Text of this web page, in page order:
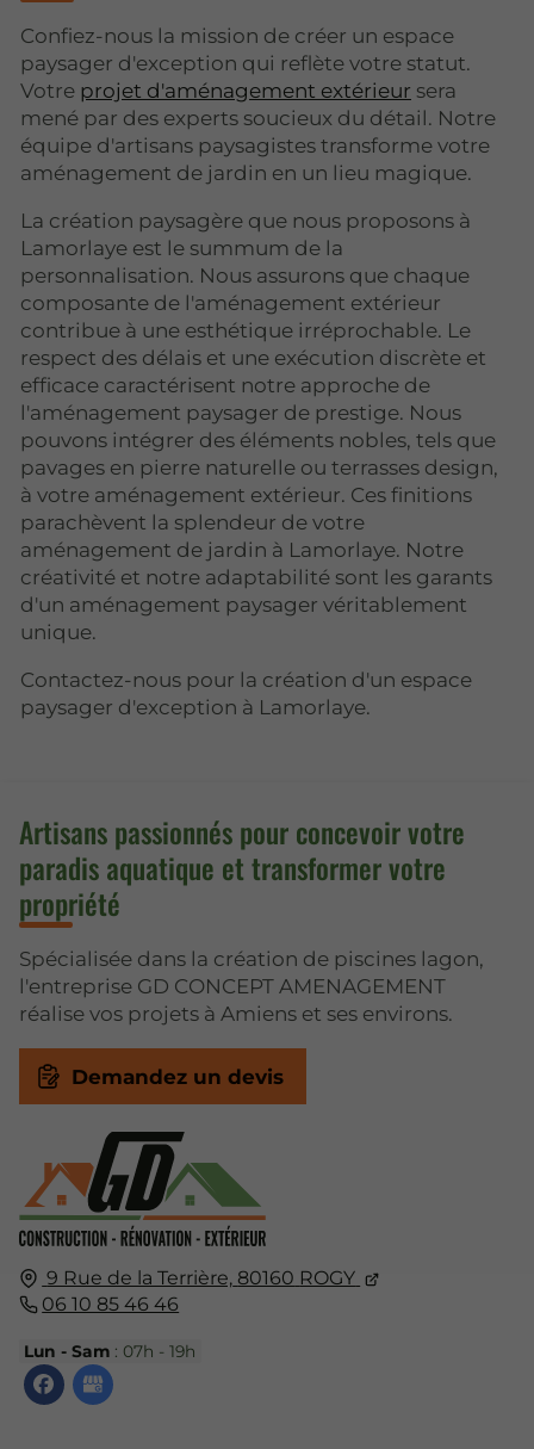
Confiez-nous la mission de créer un espace
paysager d'exception qui reflète votre statut.
Votre projet d'aménagement extérieur sera
mené par des experts soucieux du détail. Notre
équipe d'artisans paysagistes transforme votre
aménagement de jardin en un lieu magique.
La création paysagère que nous proposons à
Lamorlaye est le summum de la
personnalisation. Nous assurons que chaque
composante de l'aménagement extérieur
contribue à une esthétique irréprochable. Le
respect des délais et une exécution discrète et
efficace caractérisent notre approche de
l'aménagement paysager de prestige. Nous
pouvons intégrer des éléments nobles, tels que
pavages en pierre naturelle ou terrasses design,
à votre aménagement extérieur. Ces finitions
parachèvent la splendeur de votre
aménagement de jardin à Lamorlaye. Notre
créativité et notre adaptabilité sont les garants
d'un aménagement paysager véritablement
unique.
Contactez-nous pour la création d'un espace
paysager d'exception à Lamorlaye.
9 Rue de la Terrière, 80160 ROGY
06 10 85 46 46
Lun - Sam : 07h - 19h
Artisans passionnés pour concevoir votre
paradis aquatique et transformer votre
propriété
Spécialisée dans la création de piscines lagon,
l'entreprise GD CONCEPT AMENAGEMENT
réalise vos projets à Amiens et ses environs.
Demandez un devis